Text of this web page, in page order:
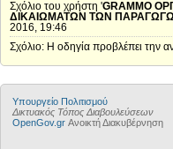
Σχόλιο του χρήστη 'GRAMMO
ΔΙΚΑΙΩΜΑΤΩΝ ΤΩΝ
2016, 19:46
Σχόλιο: Η οδηγία προβλέπει την
Υπουργείο Πολιτισμού
Δικτυακός Τόπος Διαβουλεύσεων
OpenGov.gr Ανοικτή Διακυβέρνηση